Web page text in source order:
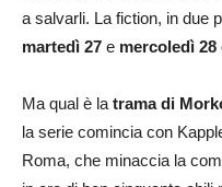
a salvarli. La fiction, in due
martedì 27 e mercoledì 28
Ma qual è la trama di
la serie comincia con
Roma, che minaccia la